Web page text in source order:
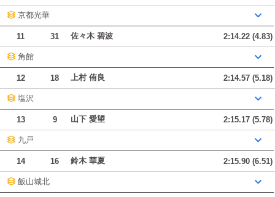
京都光華
11 31 佐々木 碧波 2:14.22 (4.83)
角館
12 18 上村 侑良 2:14.57 (5.18)
塩沢
13 9 山下 愛望 2:15.17 (5.78)
九戸
14 16 鈴木 華夏 2:15.90 (6.51)
飯山城北